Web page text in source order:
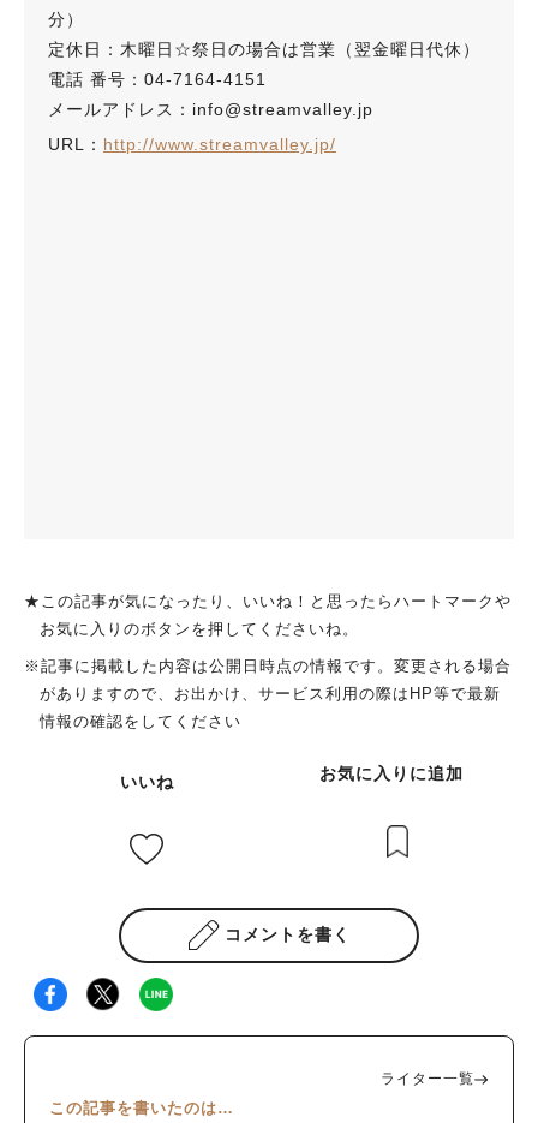
分）
定休日：木曜日☆祭日の場合は営業（翌金曜日代休）
電話 番号：04-7164-4151
メールアドレス：info@streamvalley.jp
URL： http://www.streamvalley.jp/
★この記事が気になったり、いいね！と思ったらハートマークや
お気に入りのボタンを押してくださいね。
※記事に掲載した内容は公開日時点の情報です。変更される場合
がありますので、お出かけ、サービス利用の際はHP等で最新
情報の確認をしてください
いいね お気に入りに追加
コメントを書く
ライター一覧
この記事を書いたのは…